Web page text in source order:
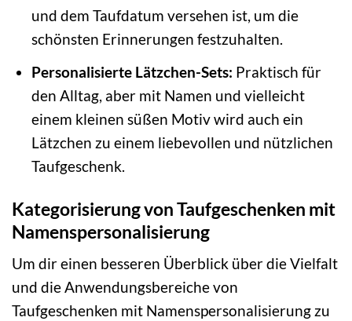
und dem Taufdatum versehen ist, um die
schönsten Erinnerungen festzuhalten.
Personalisierte Lätzchen-Sets: Praktisch für
den Alltag, aber mit Namen und vielleicht
einem kleinen süßen Motiv wird auch ein
Lätzchen zu einem liebevollen und nützlichen
Taufgeschenk.
Kategorisierung von Taufgeschenken mit
Namenspersonalisierung
Um dir einen besseren Überblick über die Vielfalt
und die Anwendungsbereiche von
Taufgeschenken mit Namenspersonalisierung zu